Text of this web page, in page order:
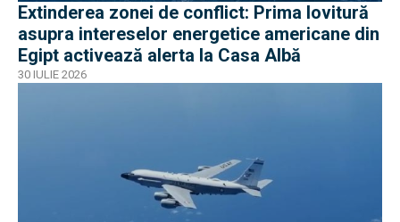
Extinderea zonei de conflict: Prima lovitură
asupra intereselor energetice americane din
Egipt activează alerta la Casa Albă
30 IULIE 2026